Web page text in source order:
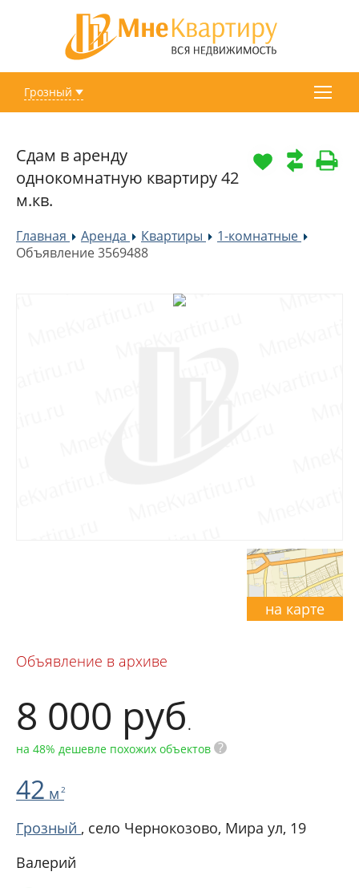
Грозный
Сдам в аренду
однокомнатную квартиру 42
м.кв.
Главная »
Аренда »Квартиры »1-комнатные
Объявление 3569488
на карте
Объявление в архиве
8 000 руб.
на 48% дешевле похожих объектов ?
42 м 2
Грозный , село Чернокозово, Мира ул, 19
Валерий